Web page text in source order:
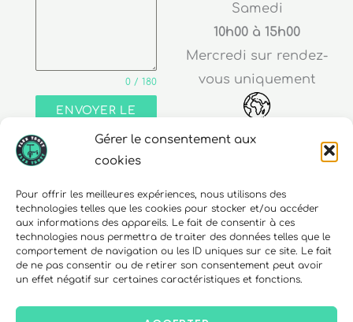
Gérer le consentement aux
cookies
Pour offrir les meilleures expériences, nous utilisons des
technologies telles que les cookies pour stocker et/ou accéder
aux informations des appareils. Le fait de consentir à ces
technologies nous permettra de traiter des données telles que le
comportement de navigation ou les ID uniques sur ce site. Le fait
de ne pas consentir ou de retirer son consentement peut avoir
un effet négatif sur certaines caractéristiques et fonctions.
0 / 180
ENVOYER LE
Samedi
10h00 à 15h00
Mercredi sur rendez-
vous uniquement
30 rue Edouard Richard
68000 Colmar
Téléphone